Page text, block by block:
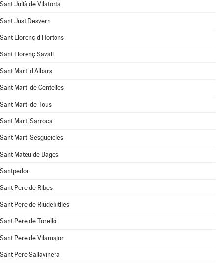
Sant Julià de Vilatorta
Sant Just Desvern
Sant Llorenç d'Hortons
Sant Llorenç Savall
Sant Martí d'Albars
Sant Martí de Centelles
Sant Martí de Tous
Sant Martí Sarroca
Sant Martí Sesgueioles
Sant Mateu de Bages
Santpedor
Sant Pere de Ribes
Sant Pere de Riudebitlles
Sant Pere de Torelló
Sant Pere de Vilamajor
Sant Pere Sallavinera